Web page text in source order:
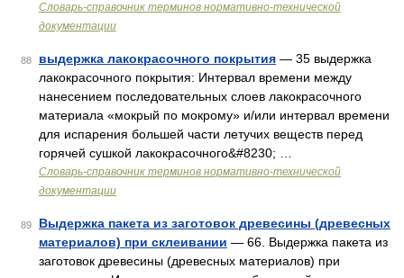
Словарь-справочник терминов нормативно-технической
документации
88 выдержка лакокрасочного покрытия — 35 выдержка
лакокрасочного покрытия: Интервал времени между
нанесением последовательных слоев лакокрасочного
материала «мокрый по мокрому» и/или интервал времени
для испарения большей части летучих веществ перед
горячей сушкой лакокрасочного&#8230; …
Словарь-справочник терминов нормативно-технической
документации
89
Выдержка пакета из заготовок древесины (древесных
материалов) при склеивании — 66. Выдержка пакета из
заготовок древесины (древесных материалов) при